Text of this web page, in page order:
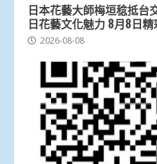
日本花藝大師梅垣稔抵
日花藝文化魅力 8月8日
2026-08-08